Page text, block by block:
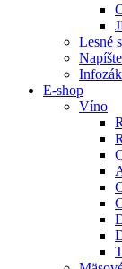
Lesné
E-shop
Víno